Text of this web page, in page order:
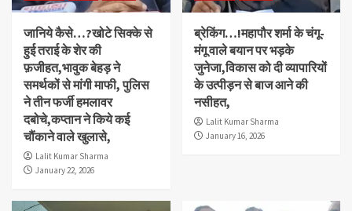
जानिये कैसे…?खोटे सिक्के से
हुई तराई के शेर की
फ़जीहत,भावुक बेहड़ ने
समर्थकों से मांगी माफी, पुलिस
ने तीन फर्जी हमलावर
दबोचे,कप्तान ने किये कई
चौंकाने वाले खुलासे,
Lalit Kumar Sharma
January 22, 2026
ब्रेकिंग…!महापौर शर्मा के चंगू-
मंगू वाले बयान पर भड़के
जुनेजा,विकास को दी व्यापारियों
के उत्पीड़न से बाज आने की
नसीहत,
Lalit Kumar Sharma
January 16, 2026